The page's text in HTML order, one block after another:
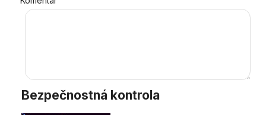
Bezpečnostná kontrola